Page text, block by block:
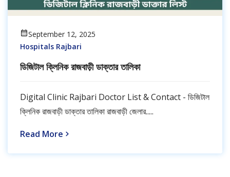
September 12, 2025
Hospitals Rajbari
ডিজিটাল ক্লিনিক রাজবাড়ী ডাক্তার তালিকা
Digital Clinic Rajbari Doctor List & Contact - ডিজিটাল
ক্লিনিক রাজবাড়ী ডাক্তার তালিকা রাজবাড়ী জেলার.....
Read More